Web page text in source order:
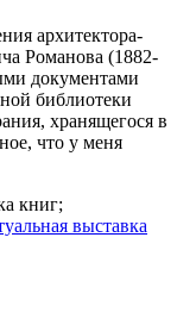
архитектора-
Романова (1882-
документами
библиотеки
хранящегося в
что у меня
книг;
выставка